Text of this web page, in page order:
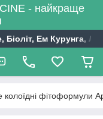
- найкраще
Ем Курунга,
колоїдні фітоформули